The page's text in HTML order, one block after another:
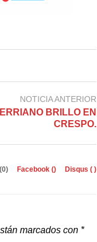
NOTICIA ANTERIOR
BRILLO EN
CRESPO.
Facebook () Disqus ( )
marcados con *